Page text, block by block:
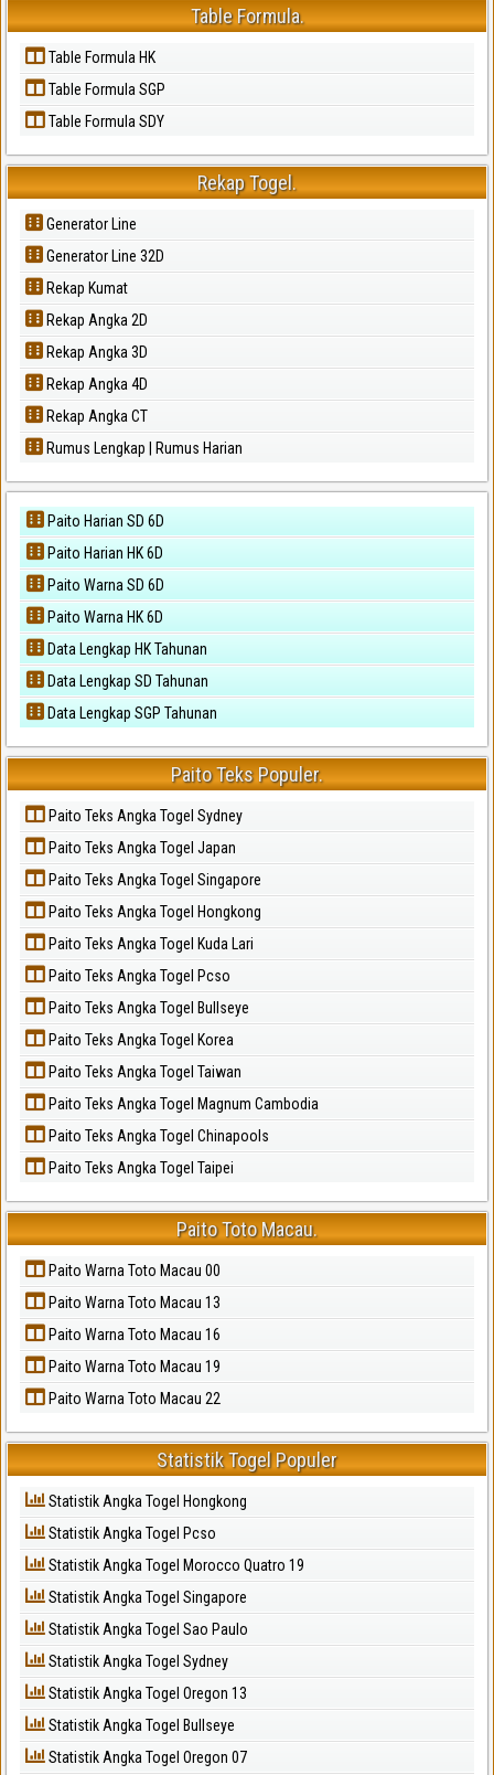
Table Formula.
Table Formula HK
Table Formula SGP
Table Formula SDY
Rekap Togel.
Generator Line
Generator Line 32D
Rekap Kumat
Rekap Angka 2D
Rekap Angka 3D
Rekap Angka 4D
Rekap Angka CT
Rumus Lengkap | Rumus Harian
Paito Harian SD 6D
Paito Harian HK 6D
Paito Warna SD 6D
Paito Warna HK 6D
Data Lengkap HK Tahunan
Data Lengkap SD Tahunan
Data Lengkap SGP Tahunan
Paito Teks Populer.
Paito Teks Angka Togel Sydney
Paito Teks Angka Togel Japan
Paito Teks Angka Togel Singapore
Paito Teks Angka Togel Hongkong
Paito Teks Angka Togel Kuda Lari
Paito Teks Angka Togel Pcso
Paito Teks Angka Togel Bullseye
Paito Teks Angka Togel Korea
Paito Teks Angka Togel Taiwan
Paito Teks Angka Togel Magnum Cambodia
Paito Teks Angka Togel Chinapools
Paito Teks Angka Togel Taipei
Paito Toto Macau.
Paito Warna Toto Macau 00
Paito Warna Toto Macau 13
Paito Warna Toto Macau 16
Paito Warna Toto Macau 19
Paito Warna Toto Macau 22
Statistik Togel Populer
Statistik Angka Togel Hongkong
Statistik Angka Togel Pcso
Statistik Angka Togel Morocco Quatro 19
Statistik Angka Togel Singapore
Statistik Angka Togel Sao Paulo
Statistik Angka Togel Sydney
Statistik Angka Togel Oregon 13
Statistik Angka Togel Bullseye
Statistik Angka Togel Oregon 07